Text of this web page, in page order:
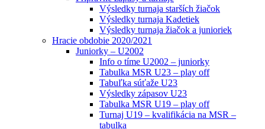
Výsledky turnaja starších žiačok
Výsledky turnaja Kadetiek
Výsledky turnaja žiačok a junioriek
Hracie obdobie 2020/2021
Juniorky – U2002
Info o tíme U2002 – juniorky
Tabulka MSR U23 – play off
Tabuľka súťaže U23
Výsledky zápasov U23
Tabulka MSR U19 – play off
Turnaj U19 – kvalifikácia na MSR –
tabulka